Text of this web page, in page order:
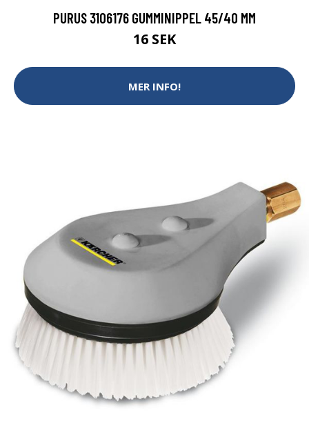
PURUS 3106176 GUMMINIPPEL 45/40 MM
16 SEK
MER INFO!